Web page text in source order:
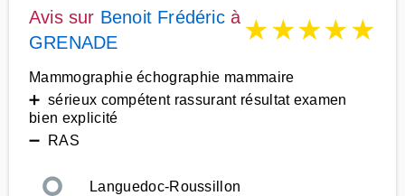
Avis sur Benoit Frédéricà
GRENADE
★★★★★
Mammographie échographie mammaire
➕ sérieux compétent rassurant résultat examen
bien explicité
➖ RAS
Languedoc-Roussillon